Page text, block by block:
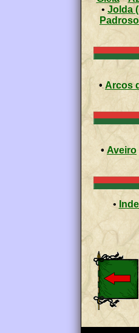
• Jolda
Padroso
• Arcos
• Aveiro
•